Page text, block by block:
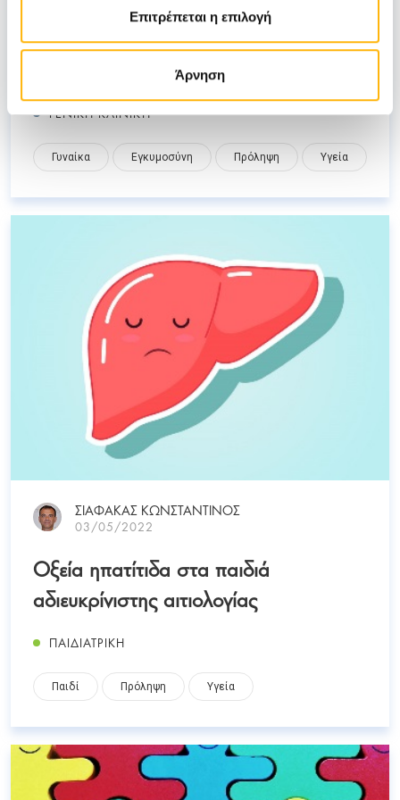
Επιτρέπεται η επιλογή
Άρνηση
16/05/2022
Ειδικές Δερματοπάθειες κύησης
ΓΕΝΙΚΗ ΚΛΙΝΙΚΗ
Γυναίκα Εγκυμοσύνη Πρόληψη Υγεία
ΣΙΑΦΑΚΑΣ ΚΩΝΣΤΑΝΤΙΝΟΣ
03/05/2022
Οξεία ηπατίτιδα στα παιδιά
αδιευκρίνιστης αιτιολογίας
ΠΑΙΔΙΑΤΡΙΚΗ
Παιδί Πρόληψη Υγεία